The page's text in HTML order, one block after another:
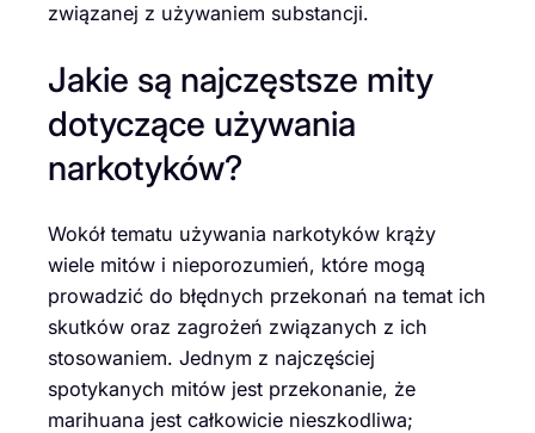
związanej z używaniem substancji.
Jakie są najczęstsze mity
dotyczące używania
narkotyków?
Wokół tematu używania narkotyków krąży
wiele mitów i nieporozumień, które mogą
prowadzić do błędnych przekonań na temat ich
skutków oraz zagrożeń związanych z ich
stosowaniem. Jednym z najczęściej
spotykanych mitów jest przekonanie, że
marihuana jest całkowicie nieszkodliwa;